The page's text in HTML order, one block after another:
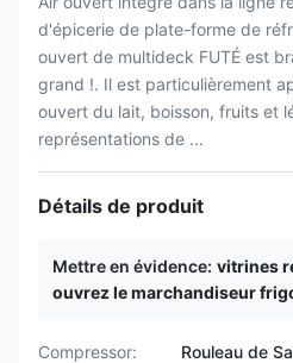
d'épicerie de plate-forme de
ouvert de multideck FUTÉ est
grand !. Il est particulièrement
ouvert du lait, boisson, fruits et
représentations de ...
Détails de produit
Mettre en évidence: vitrines
ouvrez le marchandiseur
Compressor:
Rouleau de